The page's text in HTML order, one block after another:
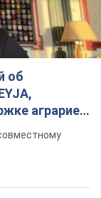
об
аграриев.